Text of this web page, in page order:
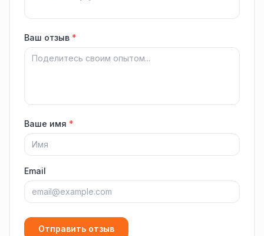
Ваш отзыв *
Ваше имя *
Email
Отправить отзыв